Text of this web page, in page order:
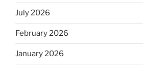
July 2026
February 2026
January 2026